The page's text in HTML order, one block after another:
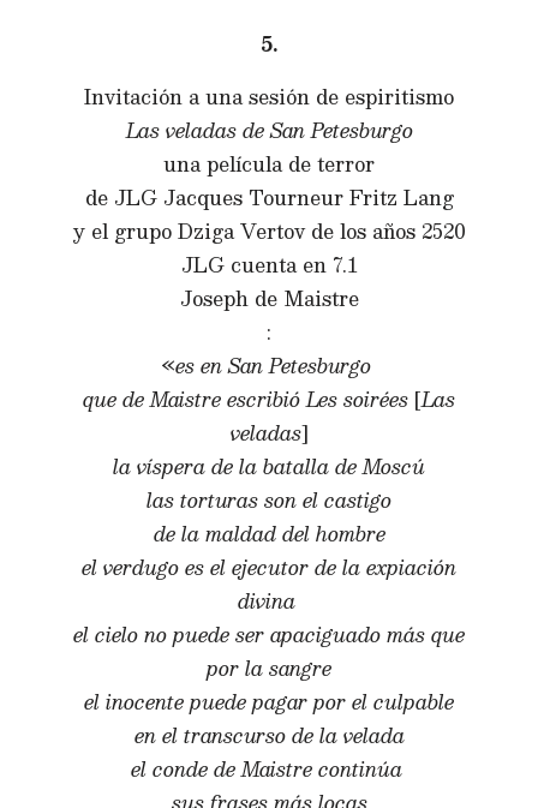
5.
Invitación a una sesión de espiritismo
Las veladas de San Petesburgo
una película de terror
de JLG Jacques Tourneur Fritz Lang
y el grupo Dziga Vertov de los años 2520
JLG cuenta en 7.1
Joseph de Maistre
:
«es en San Petesburgo
que de Maistre escribió Les soirées [Las
veladas]
la víspera de la batalla de Moscú
las torturas son el castigo
de la maldad del hombre
el verdugo es el ejecutor de la expiación
divina
el cielo no puede ser apaciguado más que
por la sangre
el inocente puede pagar por el culpable
en el transcurso de la velada
el conde de Maistre continúa